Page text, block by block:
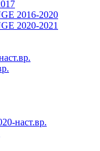
2016-2020
2020-2021
наст.вр.